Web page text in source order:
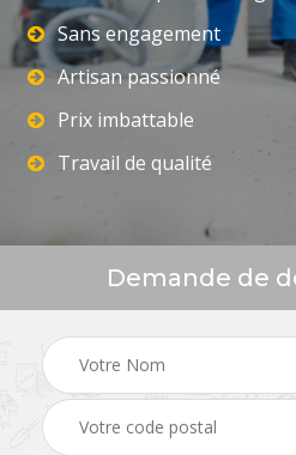
Sans engagement
Artisan passionné
Prix imbattable
Travail de qualité
Demande de